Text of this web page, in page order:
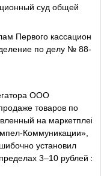
суд общей
Первого
по делу № 88-
ООО
товаров по
на
Коммуникации»,
установил
3–10 рублей за